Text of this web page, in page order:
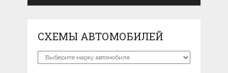
СХЕМЫ АВТОМОБИЛЕЙ
Схемы